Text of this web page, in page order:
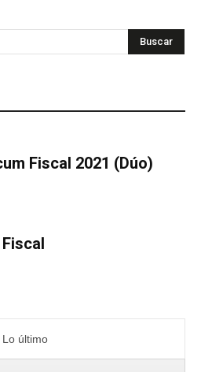
Buscar
Fiscal 2021 (Dúo)
Lo último